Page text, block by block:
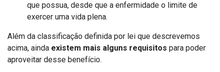
que possua, desde que a enfermidade o limite de
exercer uma vida plena.
Além da classificação definida por lei que descrevemos
acima, ainda existem mais alguns requisitos para poder
aproveitar desse benefício.